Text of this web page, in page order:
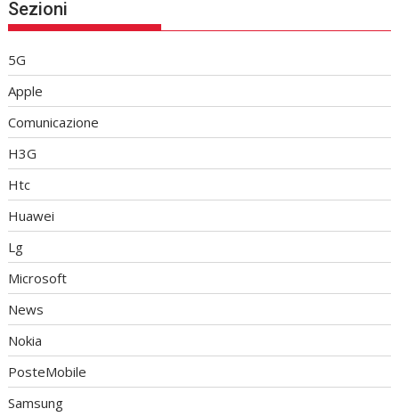
Sezioni
5G
Apple
Comunicazione
H3G
Htc
Huawei
Lg
Microsoft
News
Nokia
PosteMobile
Samsung